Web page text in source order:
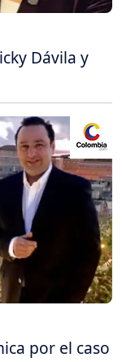
Dávila y
por el caso